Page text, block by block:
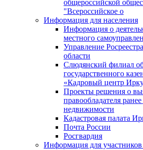
общероссийской
"Всероссийское о
Информация для населения
Информация о
местного
Управление
области
Слюдянский филиал
государственного
«Кадровый центр
Проекты решения о
правообладателя
недвижимости
Кадастровая палата
Почта России
Росгвардия
Информация для